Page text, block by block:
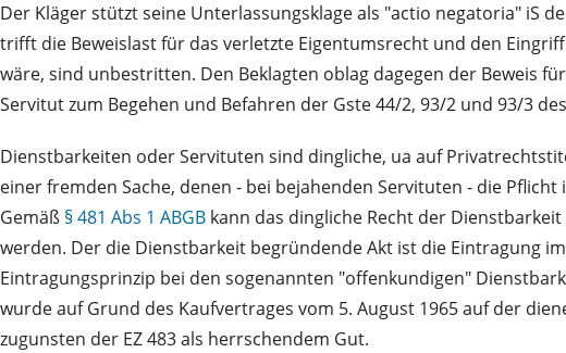
Der Kläger stützt seine Unterlassungsklage als "actio negatoria" iS
trifft die Beweislast für das verletzte Eigentumsrecht und den
wäre, sind unbestritten. Den Beklagten oblag dagegen der Beweis
Servitut zum Begehen und Befahren der Gste 44/2, 93/2 und 93/3
Dienstbarkeiten oder Servituten sind dingliche, ua auf
einer fremden Sache, denen - bei bejahenden Servituten - die
Gemäß § 481 Abs 1 ABGB kann das dingliche Recht der
werden. Der die Dienstbarkeit begründende Akt ist die Eintragung
Eintragungsprinzip bei den sogenannten "offenkundigen"
wurde auf Grund des Kaufvertrages vom 5. August 1965 auf der
zugunsten der EZ 483 als herrschendem Gut.